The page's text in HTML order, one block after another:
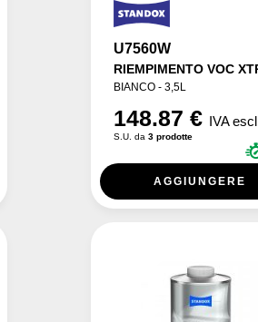
U7560W
RIEMPIMENTO VOC
BIANCO - 3,5L
148.87 € IVA
S.U. da3 prodotte
AGGIUNGERE